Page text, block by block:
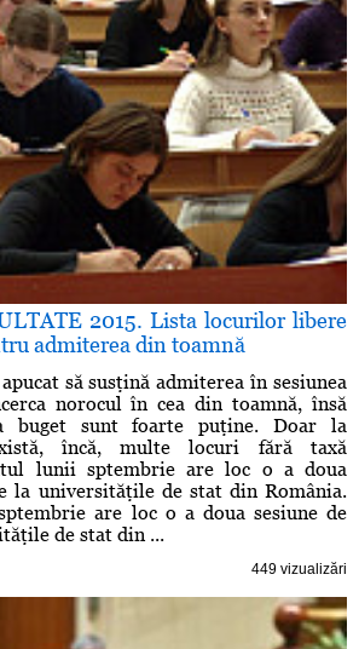
2015. Lista locurilor libere
admiterea din toamnă
să susţină admiterea în sesiunea
norocul în cea din toamnă, însă
buget sunt foarte puţine. Doar la
încă, multe locuri fără taxă
lunii sptembrie are loc o a doua
la universităţile de stat din România.
are loc o a doua sesiune de
de stat din ...
449 vizualizări